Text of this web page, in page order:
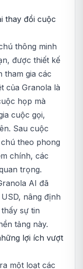
thay đổi cuộc
thông minh
được thiết kế
tham gia các
của Granola là
họp mà
cuộc gọi,
Sau cuộc
theo phong
chính, các
trọng.
AI đã
nâng định
sự tin
tảng này.
lợi ích vượt
một loạt các